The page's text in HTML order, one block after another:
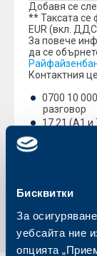
Бисквитки
За
уебсайта ние
опцията
Добавя се
** Таксата се
EUR (вкл.
За повече
да се
Контактния
0700 10
разговор
17 21 (A1 и
С уважение,
Обратно